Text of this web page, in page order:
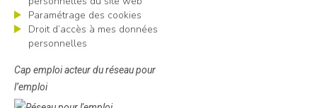
Paramétrage des cookies
Droit d’accès à mes données
personnelles
Cap emploi acteur du réseau pour
l’emploi